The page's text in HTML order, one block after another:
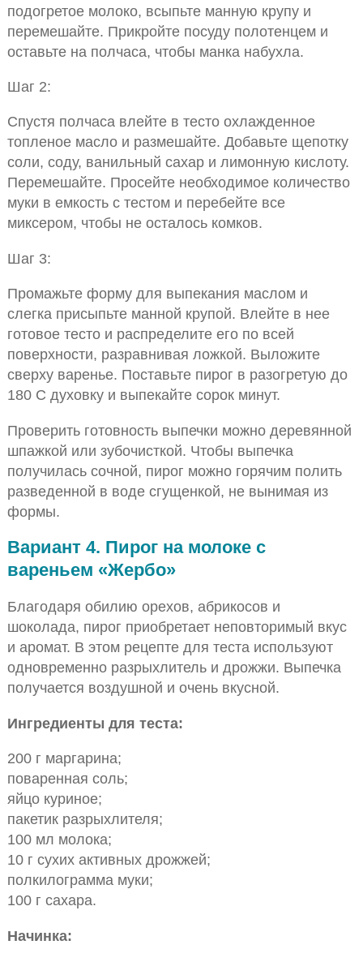
подогретое молоко, всыпьте манную крупу и
перемешайте. Прикройте посуду полотенцем и
оставьте на полчаса, чтобы манка набухла.
Шаг 2:
Спустя полчаса влейте в тесто охлажденное
топленое масло и размешайте. Добавьте щепотку
соли, соду, ванильный сахар и лимонную кислоту.
Перемешайте. Просейте необходимое количество
муки в емкость с тестом и перебейте все
миксером, чтобы не осталось комков.
Шаг 3:
Промажьте форму для выпекания маслом и
слегка присыпьте манной крупой. Влейте в нее
готовое тесто и распределите его по всей
поверхности, разравнивая ложкой. Выложите
сверху варенье. Поставьте пирог в разогретую до
180 С духовку и выпекайте сорок минут.
Проверить готовность выпечки можно деревянной
шпажкой или зубочисткой. Чтобы выпечка
получилась сочной, пирог можно горячим полить
разведенной в воде сгущенкой, не вынимая из
формы.
Вариант 4. Пирог на молоке с
вареньем «Жербо»
Благодаря обилию орехов, абрикосов и
шоколада, пирог приобретает неповторимый вкус
и аромат. В этом рецепте для теста используют
одновременно разрыхлитель и дрожжи. Выпечка
получается воздушной и очень вкусной.
Ингредиенты для теста:
200 г маргарина;
поваренная соль;
яйцо куриное;
пакетик разрыхлителя;
100 мл молока;
10 г сухих активных дрожжей;
полкилограмма муки;
100 г сахара.
Начинка: